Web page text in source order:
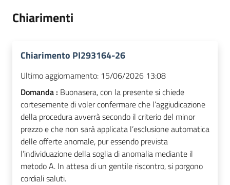
Chiarimenti
Chiarimento PI293164-26
Ultimo aggiornamento: 15/06/2026 13:08
Domanda : Buonasera, con la presente si chiede
cortesemente di voler confermare che l’aggiudicazione
della procedura avverrà secondo il criterio del minor
prezzo e che non sarà applicata l’esclusione automatica
delle offerte anomale, pur essendo prevista
l’individuazione della soglia di anomalia mediante il
metodo A. In attesa di un gentile riscontro, si porgono
cordiali saluti.